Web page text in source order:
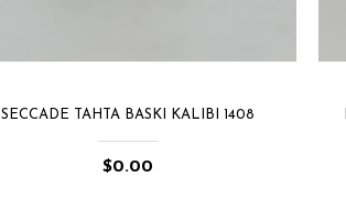
SECCADE TAHTA BASKI KALIBI 1408
$0.00